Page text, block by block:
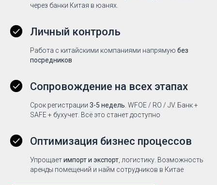
через банки Китая в юанях.
Личный контроль
Работа с китайскими компаниями напрямую без
посредников
Сопровождение на всех этапах
Срок регистрации 3-5 недель . WFOE / RO / JV. Банк +
SAFE + бухучет. Всё это станет доступно
Оптимизация бизнес процессов
Упрощаетимпорт и экспорт , логистику. Возможность
аренды помещений и найм сотрудников в Китае